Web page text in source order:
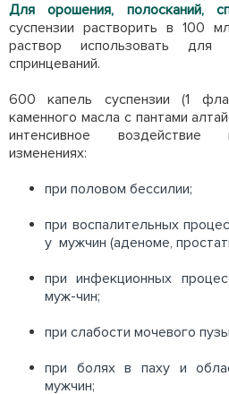
Для орошения, полосканий,
суспензии растворить в 100
раствор использовать для
спринцеваний.
600 капель суспензии (1
каменного масла с пантами
интенсивное воздействие
изменениях:
при половом бессилии;
при воспалительных
у мужчин (аденоме,
при инфекционных
муж-чин;
при слабости мочевого
при болях в паху и
мужчин;